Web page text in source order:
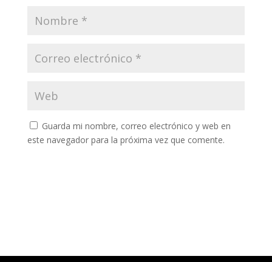
Guarda mi nombre, correo electrónico y web en
este navegador para la próxima vez que comente.